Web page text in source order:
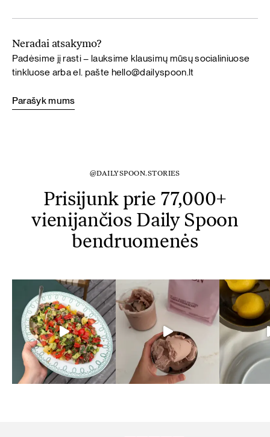
Neradai atsakymo?
Padėsime jį rasti – lauksime klausimų mūsų socialiniuose
tinkluose arba el. pašte hello@dailyspoon.lt
Parašyk mums
@DAILYSPOON.STORIES
Prisijunk prie 77,000+
vienijančios Daily Spoon
bendruomenės